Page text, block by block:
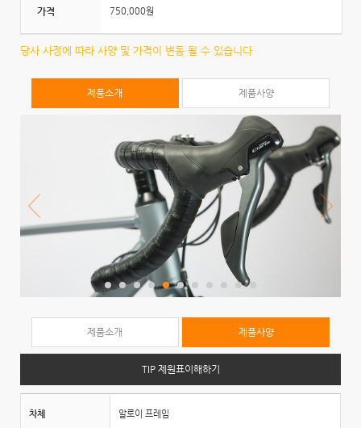
가격 750,000원
당사 사정에 따라 사양 및 가격이 변동 될 수 있습니다
제품소개 제품사양
제품소개 제품사양
TIP 제원표이해하기
차체 알로이 프레임